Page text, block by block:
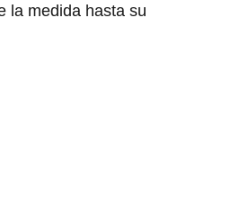
la medida hasta su